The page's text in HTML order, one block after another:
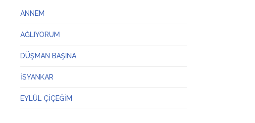
ANNEM
AĞLIYORUM
DÜŞMAN BAŞINA
İSYANKAR
EYLÜL ÇİÇEĞİM